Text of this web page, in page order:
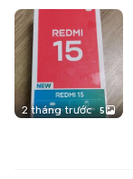
2 tháng trước 5